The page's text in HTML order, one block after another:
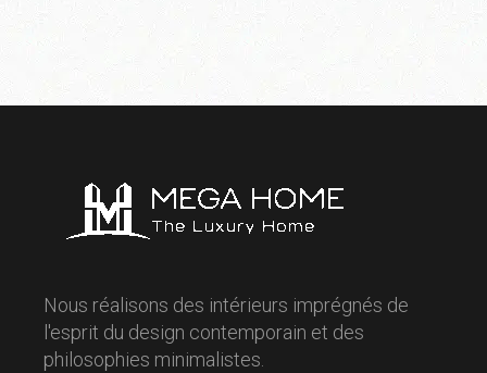
Nous réalisons des intérieurs imprégnés de
l'esprit du design contemporain et des
philosophies minimalistes.